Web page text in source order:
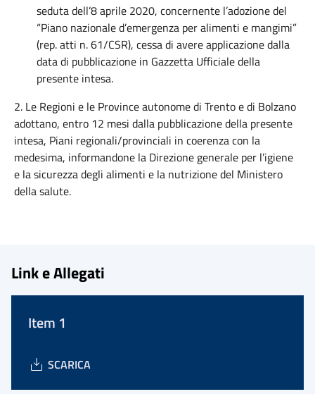
seduta dell’8 aprile 2020, concernente l’adozione del
“Piano nazionale d’emergenza per alimenti e mangimi”
(rep. atti n. 61/CSR), cessa di avere applicazione dalla
data di pubblicazione in Gazzetta Ufficiale della
presente intesa.
2. Le Regioni e le Province autonome di Trento e di Bolzano
adottano, entro 12 mesi dalla pubblicazione della presente
intesa, Piani regionali/provinciali in coerenza con la
medesima, informandone la Direzione generale per l’igiene
e la sicurezza degli alimenti e la nutrizione del Ministero
della salute.
Link e Allegati
Item 1
SCARICA